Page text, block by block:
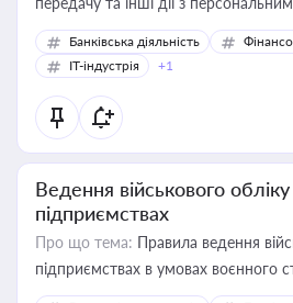
Банківська діяльність
IT-індустрія
+1
Ведення військового
підприємствах
Про що тема: Правила ведення
підприємствах в умовах воєнного